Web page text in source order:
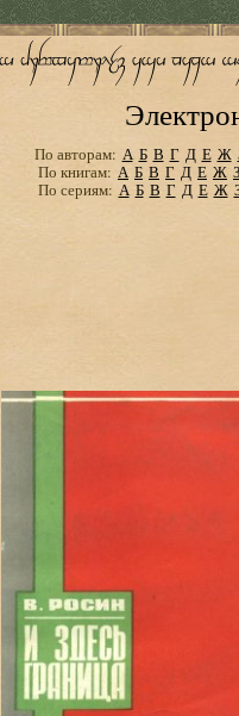
По авторам: А Б В Г Д Е Ж
По книгам: А Б В Г Д Е Ж З
По сериям: А Б В Г Д Е Ж